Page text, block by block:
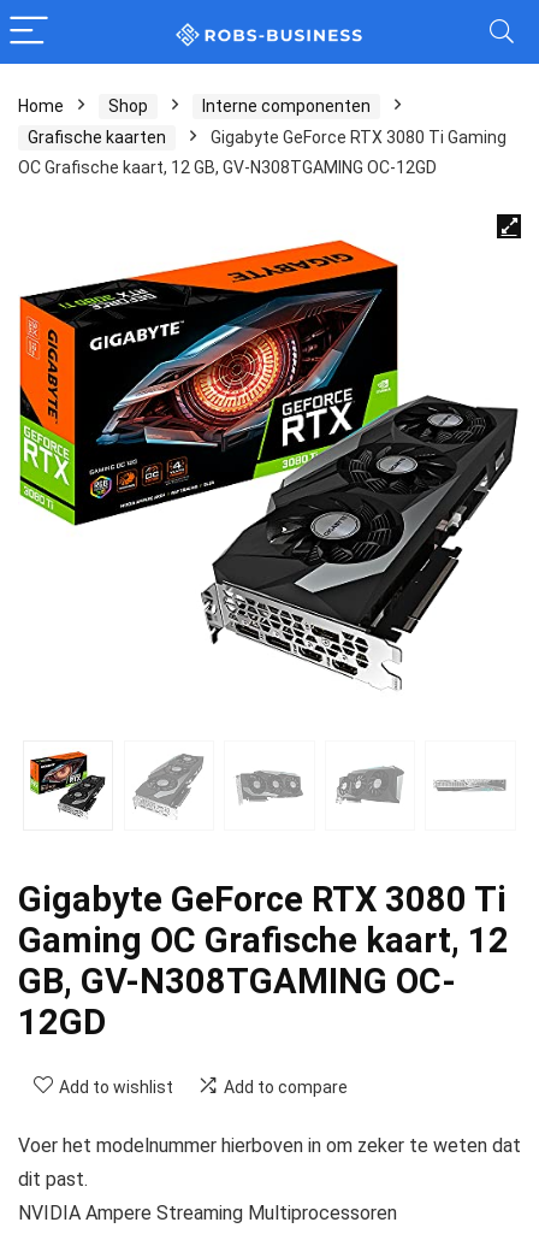
Home Shop
Interne componenten
Grafische kaarten
Gigabyte GeForce RTX 3080 Ti Gaming
OC Grafische kaart, 12 GB, GV-N308TGAMING OC-12GD
Gigabyte GeForce RTX 3080 Ti
Gaming OC Grafische kaart, 12
GB, GV-N308TGAMING OC-
12GD
Add to wishlist Add to compare
Voer het modelnummer hierboven in om zeker te weten dat
dit past.
NVIDIA Ampere Streaming Multiprocessoren